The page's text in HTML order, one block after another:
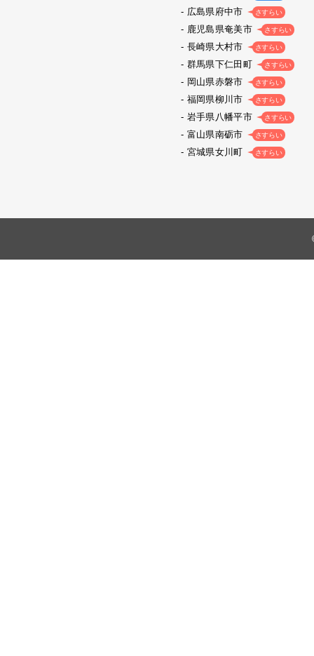
広島県府中市 さすらい
鹿児島県奄美市 さすらい
長崎県大村市 さすらい
群馬県下仁田町 さすらい
岡山県赤磐市 さすらい
福岡県柳川市 さすらい
岩手県八幡平市 さすらい
富山県南砺市 さすらい
宮城県女川町 さすらい